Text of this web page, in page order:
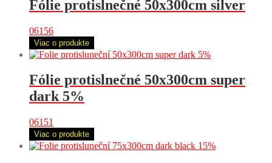
Fólie protislnečné 50x300cm silver
06156
Viac o produkte
Fólie protislnečné 50x300cm super
dark 5%
06151
Viac o produkte